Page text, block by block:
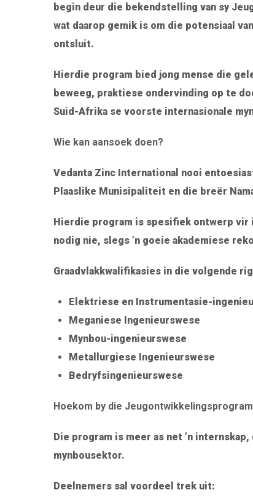
begin deur die bekendstelling van sy J
wat daarop gemik is om die potensiaal
ontsluit.
Hierdie program bied jong mense die
beweeg, praktiese ondervinding op te
Suid-Afrika se voorste internasionale
Wie kan aansoek doen?
Vedanta Zinc International nooi
Plaaslike Munisipaliteit en die breër
Hierdie program is spesifiek ontwerp
nodig nie, slegs ’n goeie akademiese
Graadvlakkwalifikasies in die volgende
Elektriese en Instrumentasie-
Meganiese Ingenieurswese
Mynbou-ingenieurswese
Metallurgiese Ingenieurswese
Bedryfsingenieurswese
Hoekom by die
Die program is meer as net ’n
mynbousektor.
Deelnemers sal voordeel trek uit: